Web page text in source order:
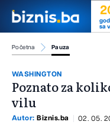
sa
Početna Pauza
WASHINGTON
Poznato za
vilu
Autor: Biznis.ba 02. 05.